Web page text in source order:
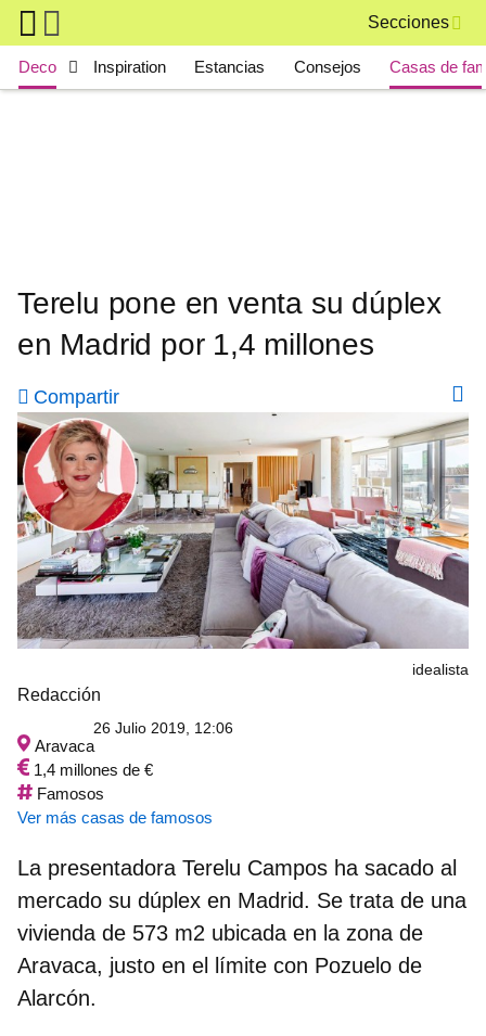
Skip to main content
Secciones
Main navigation
Deco Inspiration Estancias Consejos Casas de
Terelu pone en venta su dúplex
en Madrid por 1,4 millones
Compartir
idealista
Redacción
26 Julio 2019, 12:06
Aravaca
1,4 millones de €
Famosos
Ver más casas de famosos
La presentadora Terelu Campos ha sacado al
mercado su dúplex en Madrid. Se trata de una
vivienda de 573 m2 ubicada en la zona de
Aravaca, justo en el límite con Pozuelo de
Alarcón.